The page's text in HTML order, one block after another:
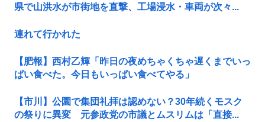
県で山洪水が市街地を直撃、工場浸水・車両が次々...
連れて行かれた
【肥報】西村乙輝「昨日の夜めちゃくちゃ遅くまでいっ
ぱい食べた。今日もいっぱい食べてやる」
【市川】公園で集団礼拝は認めない？30年続くモスク
の祭りに異変 元参政党の市議とムスリムは「直接...